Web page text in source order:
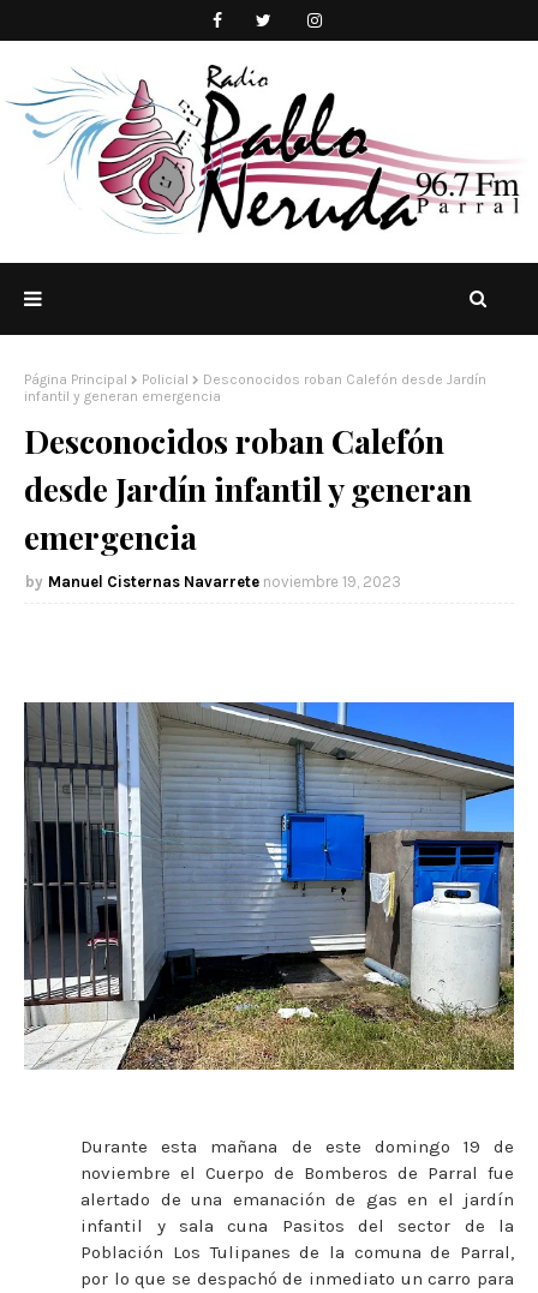
Página Principal Policial
Desconocidos roban Calefón desde Jardín
infantil y generan emergencia
Desconocidos roban Calefón
desde Jardín infantil y generan
emergencia
Manuel Cisternas Navarrete noviembre 19, 2023
Durante esta mañana de este domingo 19 de
noviembre el Cuerpo de Bomberos de Parral fue
alertado de una emanación de gas en el jardín
infantil y sala cuna Pasitos del sector de la
Población Los Tulipanes de la comuna de Parral,
por lo que se despachó de inmediato un carro para